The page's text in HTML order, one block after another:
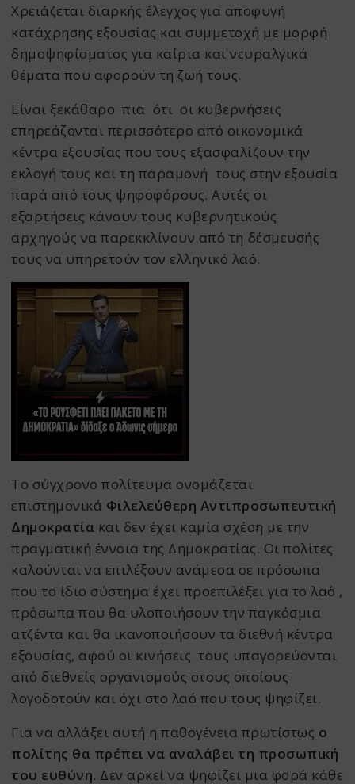
Χρειάζεται διαρκής έλεγχος για αποφυγή
κατάχρησης εξουσίας και συμμετοχή με μορφή
δημοψηφίσματος για καίρια και νευραλγικά
θέματα που αφορούν τη ζωή τους.
Είναι ξεκάθαρο πια ότι οι κυβερνήσεις
επηρεάζονται περισσότερο από οικονομικά
κέντρα εξουσίας που τους εξασφαλίζουν την
εκλογή τους και τη παραμονή τους στην εξουσία
παρά από τους ψηφοφόρους. Αυτές οι
εξαρτήσεις κάνουν τους κυβερνητικούς
αρχηγούς να παρεκκλίνουν από τη ΄δέσμευσής
τους να υπηρετούν τον ελληνικό λαό.
Το σύγχρονο πολίτευμα ονομάζεται
επιστημονικά Φιλελεύθερη Αντιπροσωπευτική
Δημοκρατία και δεν έχει καμία σχέση με την
πραγματική έννοια της Δημοκρατίας. Οι πολίτες
καλούνται να επιλέξουν ανάμεσα σε πρόσωπα
που το ίδιο σύστημα έχει προεπιλέξει για το λαό ,
πρόσωπα που θα υλοποιήσουν την παγκόσμια
ατζέντα και θα ικανοποιήσουν τα διεθνή κέντρα
εξουσίας, αφού οι κινήσεις τους υπαγορεύονται
από διεθνείς οργανισμούς στους οποίους
λογοδοτούν και όχι στο λαό που τους ψηφίζει.
Για να αλλάξει αυτή η παθογένεια πρωτίστως ο
πολίτης θα πρέπει να αναλάβει τη προσωπική
του ευθύνη. Δεν αρκεί να ψηφίζει μια φορά κάθε